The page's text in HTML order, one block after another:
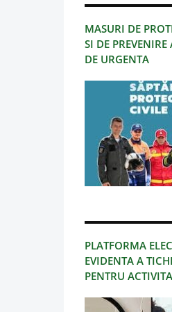
MASURI DE
SI DE
DE URGENTA
PLATFORMA
EVIDENTA A
PENTRU